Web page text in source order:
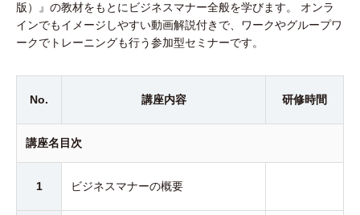
版）』の教材をもとにビジネスマナー全般を学びます。 オンラ
インでもイメージしやすい動画解説付きで、ワークやグループワ
ークでトレーニングも行う参加型セミナーです。
No. 講座内容 研修時間
講座名目次
1 ビジネスマナーの概要